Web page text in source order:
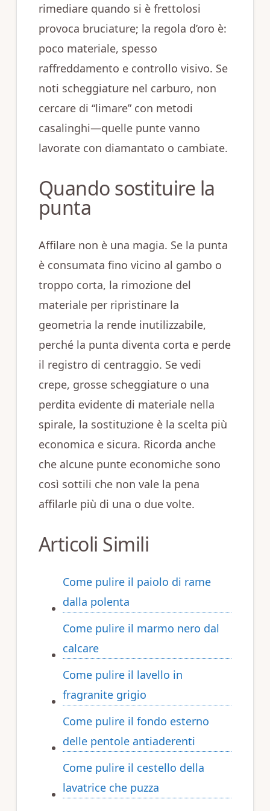
rimediare quando si è frettolosi
provoca bruciature; la regola d’oro è:
poco materiale, spesso
raffreddamento e controllo visivo. Se
noti scheggiature nel carburo, non
cercare di “limare” con metodi
casalinghi—quelle punte vanno
lavorate con diamantato o cambiate.
Quando sostituire la
punta
Affilare non è una magia. Se la punta
è consumata fino vicino al gambo o
troppo corta, la rimozione del
materiale per ripristinare la
geometria la rende inutilizzabile,
perché la punta diventa corta e perde
il registro di centraggio. Se vedi
crepe, grosse scheggiature o una
perdita evidente di materiale nella
spirale, la sostituzione è la scelta più
economica e sicura. Ricorda anche
che alcune punte economiche sono
così sottili che non vale la pena
affilarle più di una o due volte.
Articoli Simili
Come pulire il paiolo di rame
dalla polenta​​
Come pulire il marmo nero dal
calcare​​
Come pulire il lavello in
fragranite grigio​​
Come pulire il fondo esterno
delle pentole antiaderenti​​
Come pulire il cestello della
lavatrice che puzza​​